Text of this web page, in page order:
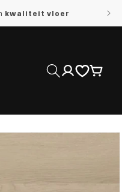
kwaliteit vloer
Inloggen